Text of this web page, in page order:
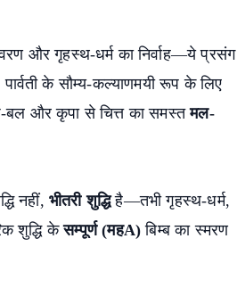
और गृहस्थ-धर्म का निर्वाह—ये प्रसंग
के सौम्य-कल्याणमयी रूप के लिए
बल और कृपा से चित्त का समस्तमल-
नहीं,भीतरी शुद्धिहै—तभी गृहस्थ-धर्म,
शुद्धि केसम्पूर्ण (महA) बिम्ब का स्मरण